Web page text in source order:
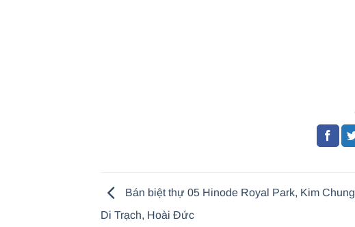
Bán biệt thự 05 Hinode Royal Park, Kim Chung
Di Trạch, Hoài Đức